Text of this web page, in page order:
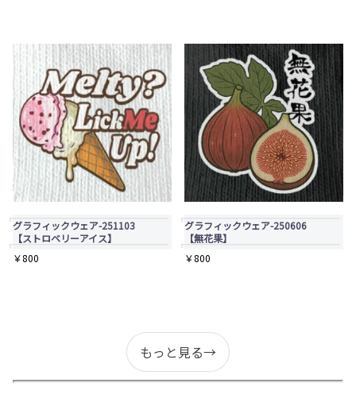
ま
す
グラフィックウェア-251103
【ストロベリーアイス】
￥800
グラフィックウェア-250606
【無花果】
￥800
もっと見る→